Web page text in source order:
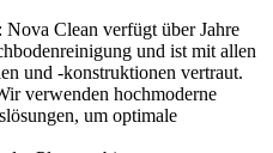
: Nova Clean verfügt über Jahre
und ist mit allen
und -konstruktionen vertraut.
verwenden hochmoderne
um optimale